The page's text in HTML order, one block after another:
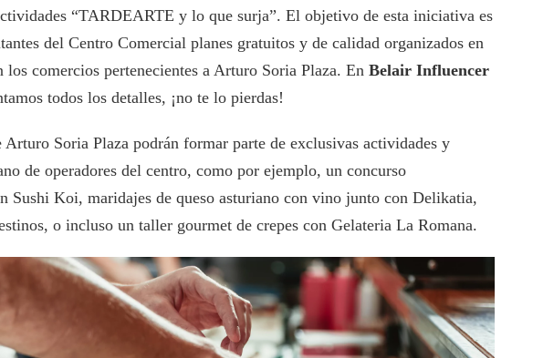
“TARDEARTE y lo que surja”. El objetivo de esta iniciativa es
del Centro Comercial planes gratuitos y de calidad organizados en
los comercios pertenecientes a Arturo Soria Plaza. En Belair Influencer
todos los detalles, ¡no te lo pierdas!
Arturo Soria Plaza podrán formar parte de exclusivas actividades y
de operadores del centro, como por ejemplo, un concurso
Sushi Koi, maridajes de queso asturiano con vino junto con Delikatia,
o incluso un taller gourmet de crepes con Gelateria La Romana.